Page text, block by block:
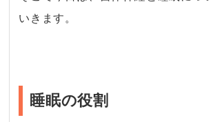
いきます。
睡眠の役割